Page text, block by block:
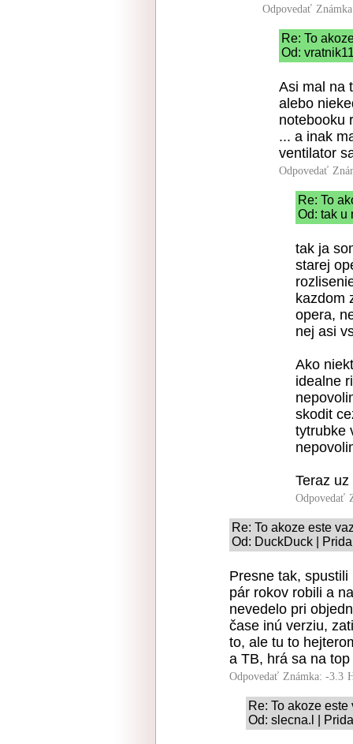
Odpovedať
Re: To
Od:
Asi mal na
alebo
notebooku
... a inak
ventilator
Odpovedať
Re: To
Od: tak u
tak ja
starej
kazdom
opera,
nej asi
Ako
idealne
skodit
tytrubke
Teraz
Odpovedať
Re: To akoze este
Od: DuckDuck |
Presne tak,
pár rokov robili a
nevedelo pri
čase inú verziu,
to, ale tu to
a TB, hrá sa na
Odpovedať Známka: -3.3
Re: To akoze
Od: slecna.l |